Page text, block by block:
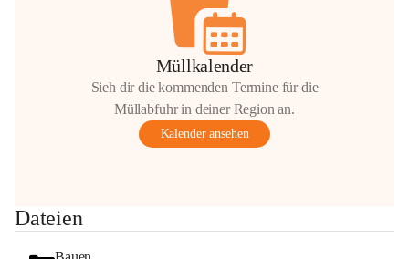
anrainer-service@omv.com
Bei Fragen, Anliegen oder Beschwerden.
Die OMV wird im Zuge von
Müllkalender
Sieh dir die kommenden Termine für die
Müllabfuhr in deiner Region an.
Kalender ansehen
Dateien